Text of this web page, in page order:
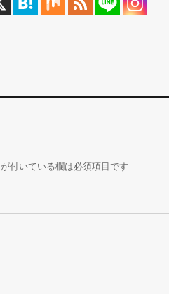
が付いている欄は必須項目です